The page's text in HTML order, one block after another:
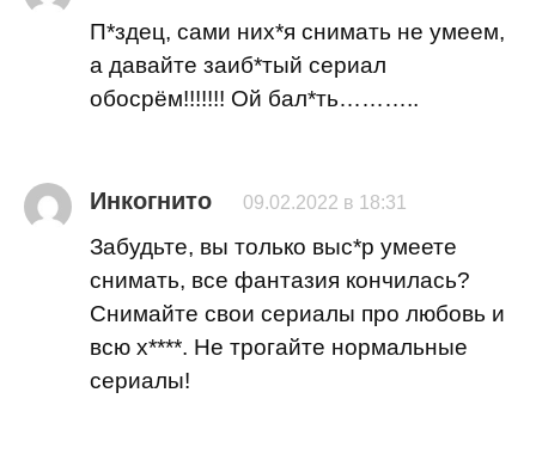
П*здец, сами них*я снимать не умеем,
а давайте заиб*тый сериал
обосрём!!!!!!! Ой бал*ть………..
Инкогнито 09.02.2022 в 18:31
Забудьте, вы только выс*р умеете
снимать, все фантазия кончилась?
Снимайте свои сериалы про любовь и
всю х****. Не трогайте нормальные
сериалы!